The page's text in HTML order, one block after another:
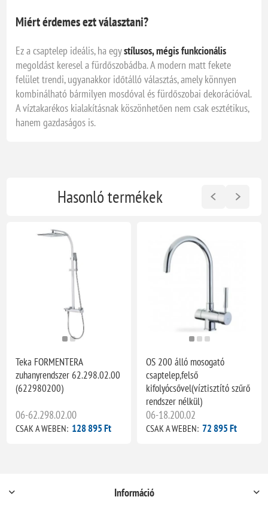
Miért érdemes ezt választani?
Ez a csaptelep ideális, ha egystílusos, mégis funkcionális
megoldást keresel a fürdőszobádba. A modern matt fekete
felület trendi, ugyanakkor időtálló választás, amely könnyen
kombinálható bármilyen mosdóval és fürdőszobai dekorációval.
A víztakarékos kialakításnak köszönhetően nem csak esztétikus,
hanem gazdaságos is.
Hasonló termékek
Teka FORMENTERA
zuhanyrendszer 62.298.02.00
(622980200)
06-62.298.02.00
CSAK A WEBEN: 128 895 Ft
OS 200 álló mosogató
csaptelep,felső
kifolyócsővel(víztisztító szűrő
rendszer nélkül)
06-18.200.02
CSAK A WEBEN: 72 895 Ft
Információ